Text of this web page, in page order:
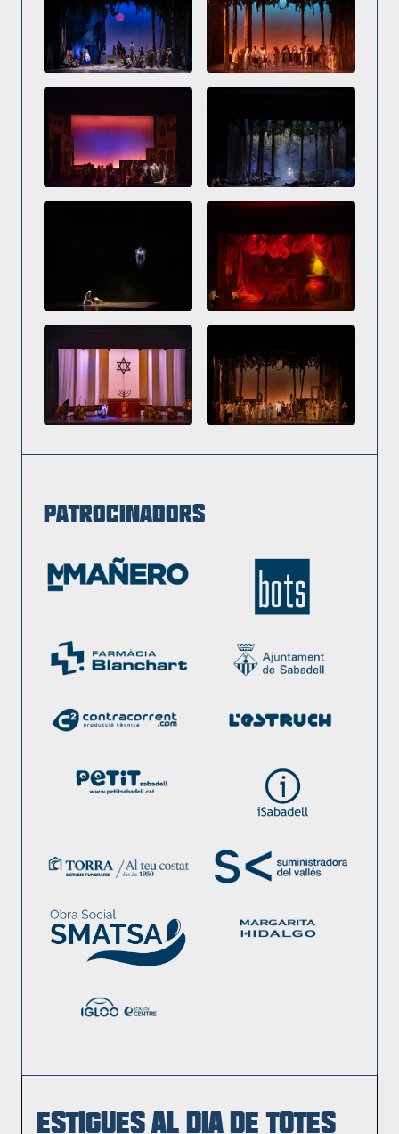
Patrocinadors
ESTIGUES AL DIA DE TOTES